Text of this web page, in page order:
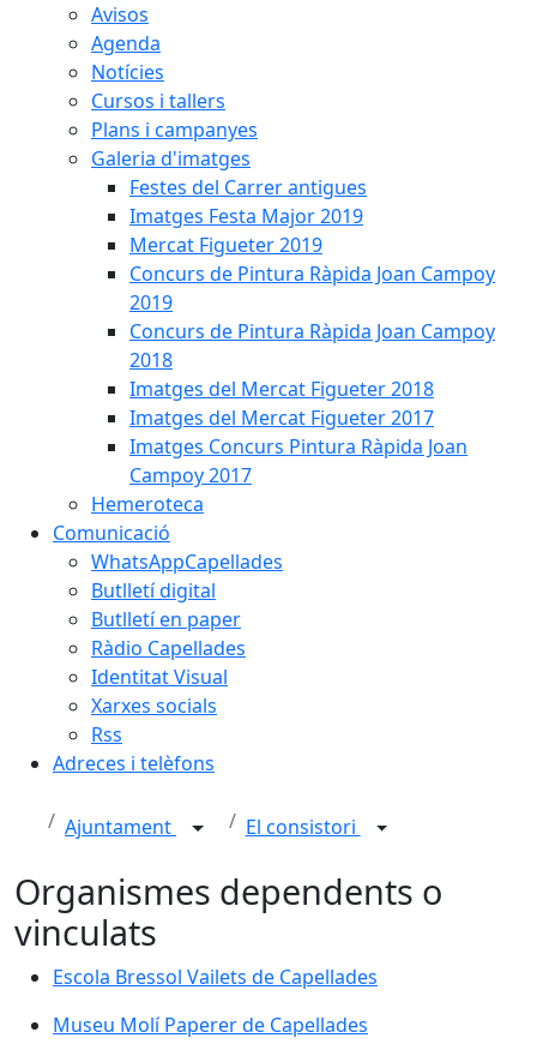
Avisos
Agenda
Notícies
Cursos i tallers
Plans i campanyes
Galeria d'imatges
Festes del Carrer antigues
Imatges Festa Major 2019
Mercat Figueter 2019
Concurs de Pintura Ràpida Joan Campoy
2019
Concurs de Pintura Ràpida Joan Campoy
2018
Imatges del Mercat Figueter 2018
Imatges del Mercat Figueter 2017
Imatges Concurs Pintura Ràpida Joan
Campoy 2017
Hemeroteca
Comunicació
WhatsAppCapellades
Butlletí digital
Butlletí en paper
Ràdio Capellades
Identitat Visual
Xarxes socials
Rss
Adreces i telèfons
Ajuntament El consistori
Organismes dependents o
vinculats
Escola Bressol Vailets de Capellades
Museu Molí Paperer de Capellades
Museu Molí Paperer de Capellades